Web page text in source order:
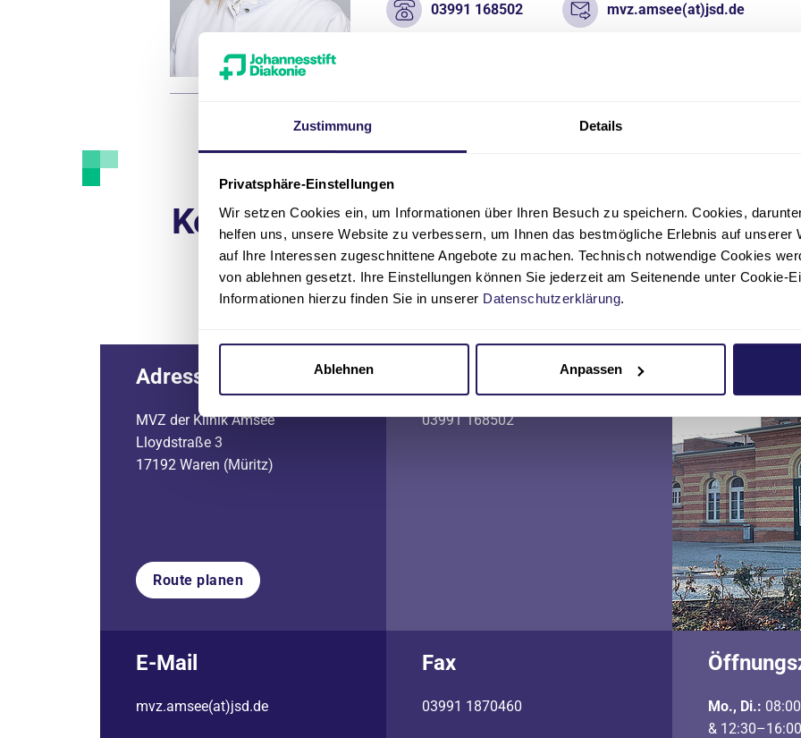
Zustimmung Details
Privatsphäre-Einstellungen
Wir setzen Cookies ein, um Informationen über Ihren Besuch zu speichern. Cookies,
helfen uns, unsere Website zu verbessern, um Ihnen das bestmögliche Erlebnis auf unserer
auf Ihre Interessen zugeschnittene Angebote zu machen. Technisch notwendige Cookies
von ablehnen gesetzt. Ihre Einstellungen können Sie jederzeit am Seitenende unter Cookie-
Informationen hierzu finden Sie in unserer Datenschutzerklärung.
Ablehnen Anpassen
03991 168502 mvz.amsee(at)jsd.de
Kontakt
Adresse
MVZ der Klinik Amsee
Lloydstraße 3
17192 Waren (Müritz)
Route planen
03991 168502
E-Mail
mvz.amsee(at)jsd.de
Fax
03991 1870460 Mo., Di.:
&